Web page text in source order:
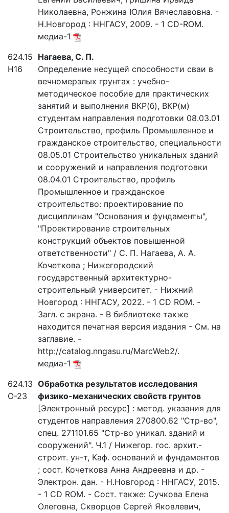
Николаевна, Ронжина Юлия Вячеславовна. -
Н.Новгород : ННГАСУ, 2009. - 1 CD-ROM.
медиа-1
624.15
Н16
Нагаева, С. П.
Определение несущей способности сваи в
вечномерзлых грунтах : учебно-
методическое пособие для практических
занятий и выполнения ВКР(б), ВКР(м)
студентам направления подготовки 08.03.01
Строительство, профиль Промышленное и
гражданское строительство, специальности
08.05.01 Строительство уникальных зданий
и сооружений и направления подготовки
08.04.01 Строительство, профиль
Промышленное и гражданское
строительство: проектирование по
дисциплинам "Основания и фундаменты",
"Проектирование строительных
конструкций объектов повышенной
ответственности" / С. П. Нагаева, А. А.
Кочеткова ; Нижегородский
государственный архитектурно-
строительный университет. - Нижний
Новгород : ННГАСУ, 2022. - 1 CD ROM. -
Загл. с экрана. - В библиотеке также
находится печатная версия издания - См. на
заглавие. -
http://catalog.nngasu.ru/MarcWeb2/.
медиа-1
624.13
О-23
Обработка результатов исследования
физико-механических свойств грунтов
[Электронный ресурс] : метод. указания для
студентов направления 270800.62 "Стр-во",
спец. 271101.65 "Стр-во уникал. зданий и
сооружений". Ч.1 / Нижегор. гос. архит.-
строит. ун-т, Каф. оснований и фундаментов
; сост. Кочеткова Анна Андреевна и др. -
Электрон. дан. - Н.Новгород : ННГАСУ, 2015.
- 1 CD ROM. - Сост. также: Сучкова Елена
Олеговна, Скворцов Сергей Яковлевич,